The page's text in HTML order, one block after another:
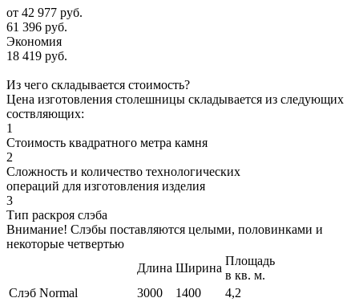
от 42 977 руб.
61 396 руб.
Экономия
18 419 руб.
Из чего складывается стоимость?
Цена изготовления столешницы складывается из следующих
соствляющих:
1
Стоимость квадратного метра камня
2
Сложность и количество технологических
операций для изготовления изделия
3
Тип раскроя слэба
Внимание! Слэбы поставляются целыми, половинками и
некоторые четвертью
Длина Ширина
Площадь
в кв. м.
Слэб Normal
3000 1400
4,2